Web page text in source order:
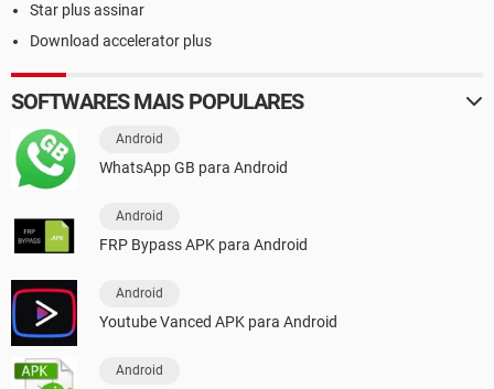
Star plus assinar
Download accelerator plus
SOFTWARES MAIS POPULARES
Android
WhatsApp GB para Android
Android
FRP Bypass APK para Android
Android
Youtube Vanced APK para Android
Android